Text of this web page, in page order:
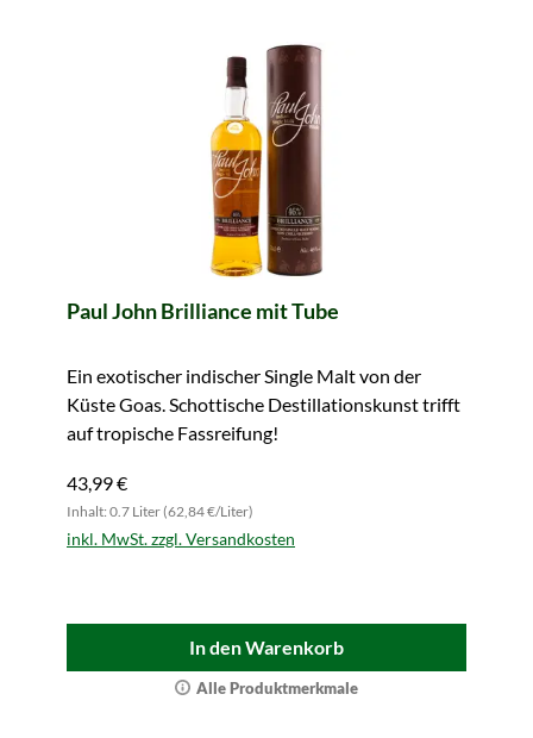
Paul John Brilliance mit Tube
Ein exotischer indischer Single Malt von der
Küste Goas. Schottische Destillationskunst trifft
auf tropische Fassreifung!
43,99 €
Inhalt: 0.7 Liter (62,84 €/Liter)
inkl. MwSt. zzgl. Versandkosten
In den Warenkorb
Alle Produktmerkmale